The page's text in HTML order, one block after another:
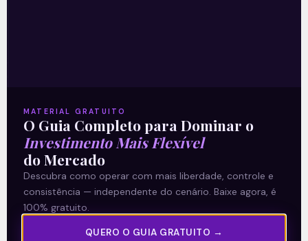
A reunião do Comitê de Política Monetária
(Copom) encerrada na quarta-feira (5)
confirmou as expectativas quase
unânimes dos investidores e reduziu a taxa
Selic em
READ MORE »
MATERIAL GRATUITO
O Guia Completo para Dominar o
Investimento Mais Flexível
do Mercado
Descubra como operar com mais liberdade, controle e
consistência — independente do cenário. Baixe agora, é
100% gratuito.
QUERO O GUIA GRATUITO →